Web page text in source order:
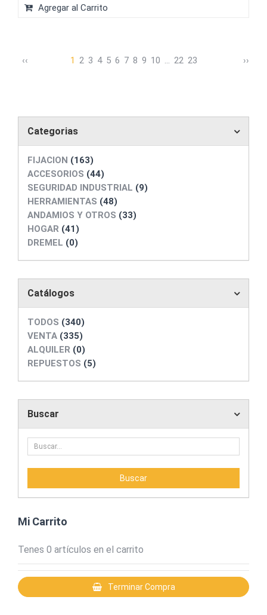
Agregar al Carrito
‹‹ 1 2 3 4 5 6 7 8 9 10 ... 22 23 ››
Categorias
FIJACION (163)
ACCESORIOS (44)
SEGURIDAD INDUSTRIAL (9)
HERRAMIENTAS (48)
ANDAMIOS Y OTROS (33)
HOGAR (41)
DREMEL (0)
Catálogos
TODOS (340)
VENTA (335)
ALQUILER (0)
REPUESTOS (5)
Buscar
Mi Carrito
Tenes 0 artículos en el carrito
Terminar Compra